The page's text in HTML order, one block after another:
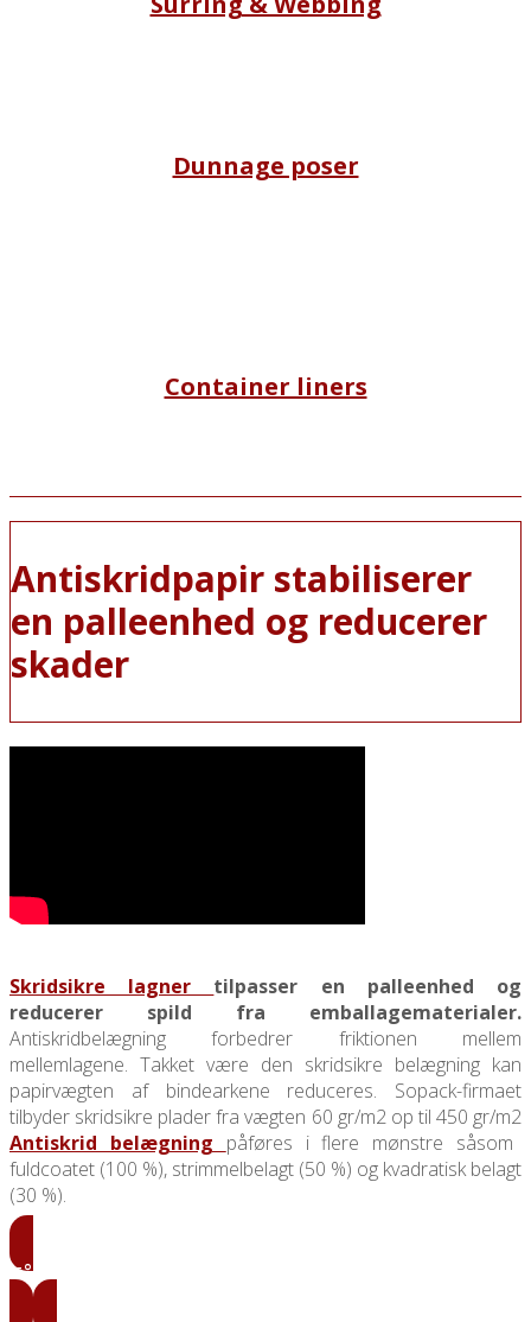
Dunnage poser
Container liners
Antiskridpapir stabiliserer
en palleenhed og reducerer
skader
Skridsikre lagner tilpasser en palleenhed og
reducerer spild fra emballagematerialer.
Antiskridbelægning forbedrer friktionen mellem
mellemlagene. Takket være den skridsikre belægning kan
papirvægten af ​​bindearkene reduceres. Sopack-firmaet
tilbyder skridsikre plader fra vægten 60 gr/m2 op til 450 gr/m2
Antiskrid belægning påføres i flere mønstre såsom
fuldcoatet (100 %), strimmelbelagt (50 %) og kvadratisk belagt
(30 %).
Få vores priser